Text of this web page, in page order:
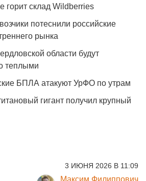
горит склад Wildberries
потеснили российские
рынка
области будут
теплыми
БПЛА атакуют УрФО по утрам
гигант получил крупный
3 ИЮНЯ 2026 В 11:09
Максим Филиппович